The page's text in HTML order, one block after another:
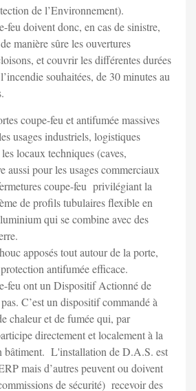
de l’Environnement).
feu doivent donc, en cas de sinistre,
manière sûre les ouvertures
et couvrir les différentes durées
souhaitées, de 30 minutes au
coupe-feu et antifumée massives
usages industriels, logistiques
locaux techniques (caves,
aussi pour les usages commerciaux
coupe-feu privilégiant la
de profils tubulaires flexible en
qui se combine avec des
apposés tout autour de la porte,
antifumée efficace.
feu ont un Dispositif Actionné de
C’est un dispositif commandé à
chaleur et de fumée qui, par
directement et localement à la
bâtiment. L'installation de D.A.S. est
mais d’autres peuvent ou doivent
de sécurité) recevoir des